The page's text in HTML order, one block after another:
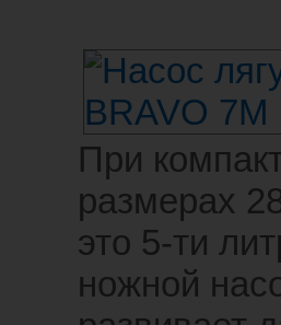
При
размерах
это 5-ти
ножной